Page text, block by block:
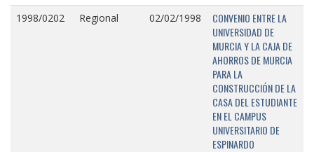
1998/0202 Regional 02/02/1998
CONVENIO ENTRE LA
UNIVERSIDAD DE
MURCIA Y LA CAJA DE
AHORROS DE MURCIA
PARA LA
CONSTRUCCIÓN DE LA
CASA DEL ESTUDIANTE
EN EL CAMPUS
UNIVERSITARIO DE
ESPINARDO